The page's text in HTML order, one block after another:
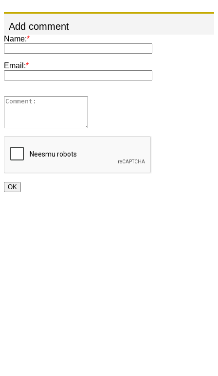
Add comment
Name:*
Email:*